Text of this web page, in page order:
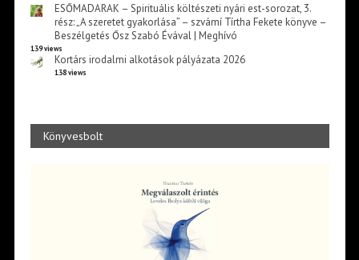
ESŐMADARAK – Spirituális költészeti nyári est-sorozat, 3.
rész: „A szeretet gyakorlása” – szvámí Tírtha Fekete könyve –
Beszélgetés Ősz Szabó Évával | Meghívó
139 views
Kortárs irodalmi alkotások pályázata 2026
138 views
Könyvesbolt